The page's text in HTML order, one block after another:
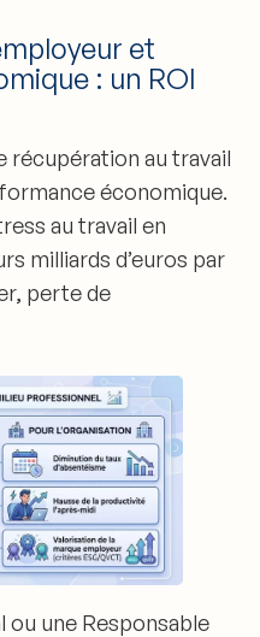
et
: un ROI
récupération au travail
économique.
au travail en
milliards d’euros par
perte de
ou une Responsable